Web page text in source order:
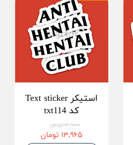
استیکر Text sticker
کد txt114
۱۴,۷۰۰ تومان
۱۳,۹۶۵ تومان